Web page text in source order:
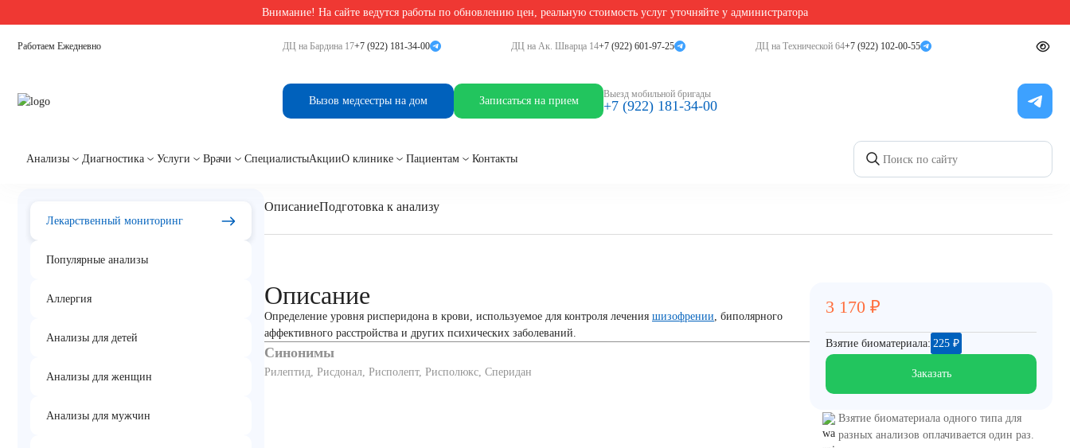
Внимание! На сайте ведутся работы по обновлению цен, реальную стоимость услуг уточняйте у администратора
Работаем Ежедневно ДЦ на Бардина 17+7 (922) 181-34-00 ДЦ на Ак. Шварца 14+7 (922) 601-97-25 ДЦ на Технической 64+7 (922) 102-00-55
Вызов медсестры на дом Записаться на прием
Выезд мобильной бригады
+7 (922) 181-34-00
Анализы Диагностика Услуги Врачи СпециалистыАкцииО клинике Пациентам Контакты
Главная/Лекарственный мониторинг в Екатеринбурге
Рисперидон
Лекарственный мониторинг
Популярные анализы
Аллергия
Анализы для детей
Анализы для женщин
Анализы для мужчин
ОписаниеПодготовка к анализу
Описание
Определение уровня рисперидона в крови, используемое для контроля лечения шизофрении, биполярного
аффективного расстройства и других психических заболеваний.
Синонимы
Рилептид, Рисдонал, Рисполепт, Рисполюкс, Сперидан
3 170 ₽
Взятие биоматериала: 225 ₽
Заказать
Взятие биоматериала одного типа для
разных анализов оплачивается один раз.